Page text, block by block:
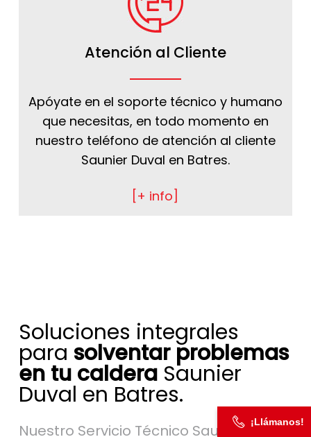
Atención al Cliente
Apóyate en el soporte técnico y humano
que necesitas, en todo momento en
nuestro teléfono de atención al cliente
Saunier Duval en Batres.
[+ info]
Soluciones integrales
para solventar problemas
en tu calderaSaunier
Duval en Batres.
Nuestro Servicio Técnico Saunier Duval
¡Llámanos!